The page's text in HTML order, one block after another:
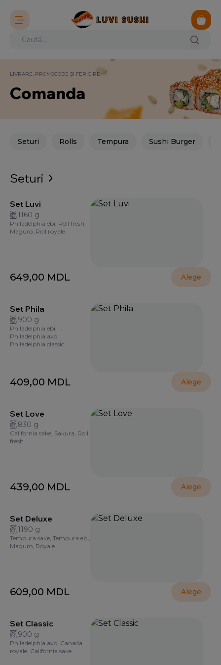
LIVRARE, PROMOCODE ȘI FERICIRE
Comanda
Seturi Rolls Tempura Sushi Burger
Seturi
Set Luvi
1160 g
Philadelphia ebi, Roll fresh,
Maguro, Roll royale.
649,00 MDL Alege
Set Phila
900 g
Philadelphia ebi,
Philadelphia avo,
Philadelphia classic.
409,00 MDL Alege
Set Love
830 g
California sake, Sakura, Roll
fresh.
439,00 MDL Alege
Set Deluxe
1190 g
Tempura sake, Tempura ebi,
Maguro, Royale.
609,00 MDL Alege
Set Classic
900 g
Philadelphia avo, Canada
royale, California sake.